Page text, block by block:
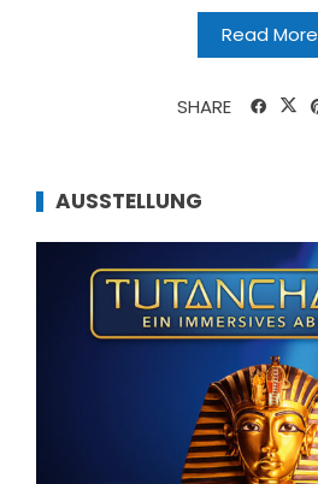
Read More
SHARE
AUSSTELLUNG